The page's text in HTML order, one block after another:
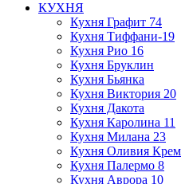
КУХНЯ
Кухня Графит 74
Кухня Тиффани-19
Кухня Рио 16
Кухня Бруклин
Кухня Бьянка
Кухня Виктория 20
Кухня Дакота
Кухня Каролина 11
Кухня Милана 23
Кухня Оливия Крем
Кухня Палермо 8
Кухня Аврора 10